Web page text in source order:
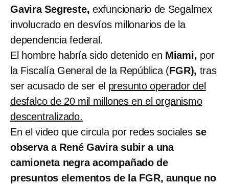
Gavira Segreste, exfuncionario de Segalmex
involucrado en desvíos millonarios de la
dependencia federal.
El hombre habría sido detenido en Miami, por
la Fiscalía General de la República (FGR), tras
ser acusado de ser el presunto operador del
desfalco de 20 mil millones en el organismo
descentralizado.
En el video que circula por redes sociales se
observa a René Gavira subir a una
camioneta negra acompañado de
presuntos elementos de la FGR, aunque no